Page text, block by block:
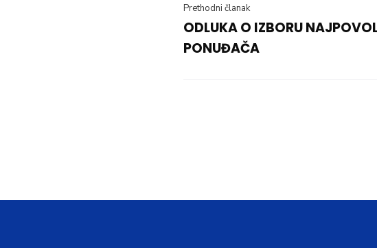
Prethodni članak
ODLUKA O IZBORU
PONUĐAČA